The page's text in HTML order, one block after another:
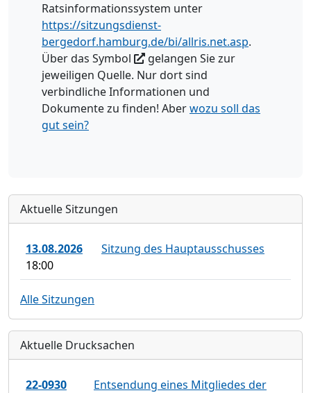
Ratsinformationssystem unter
https://sitzungsdienst-
bergedorf.hamburg.de/bi/allris.net.asp.
Über das Symbol
gelangen Sie zur
jeweiligen Quelle. Nur dort sind
verbindliche Informationen und
Dokumente zu finden! Aberwozu soll das
gut sein?
Aktuelle Sitzungen
13.08.2026
18:00
Sitzung des Hauptausschusses
Alle Sitzungen
Aktuelle Drucksachen
22-0930
Entsendung eines Mitgliedes der